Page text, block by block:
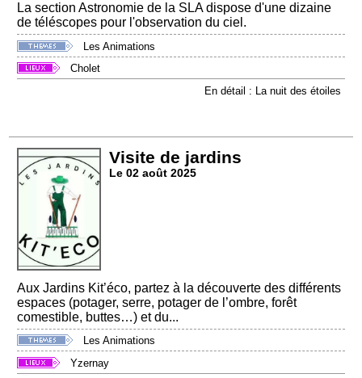
La section Astronomie de la SLA dispose d'une dizaine
de téléscopes pour l'observation du ciel.
Les Animations
Cholet
En détail : La nuit des étoiles
Visite de jardins
Le 02 août 2025
Aux Jardins Kit’éco, partez à la découverte des différents
espaces (potager, serre, potager de l’ombre, forêt
comestible, buttes…) et du...
Les Animations
Yzernay